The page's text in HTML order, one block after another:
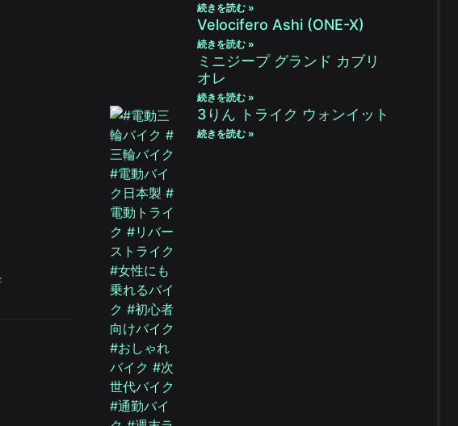
続きを読む »
Velocifero Ashi (ONE-X)
続きを読む »
ミニジープ グランド カブリ
オレ
続きを読む »
3りん トライク ウォンイット
続きを読む »